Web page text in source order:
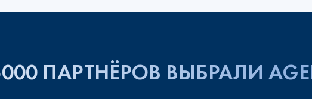
ПАРТНЁРОВ ВЫБРАЛИ